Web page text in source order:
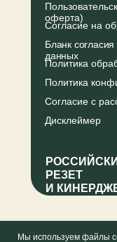
Мы используем файлы
Дисклеймер
Бланк
данных
Согласие на
Согласие с
Политика
Политика
оферта)
РЕЗЕТ
И